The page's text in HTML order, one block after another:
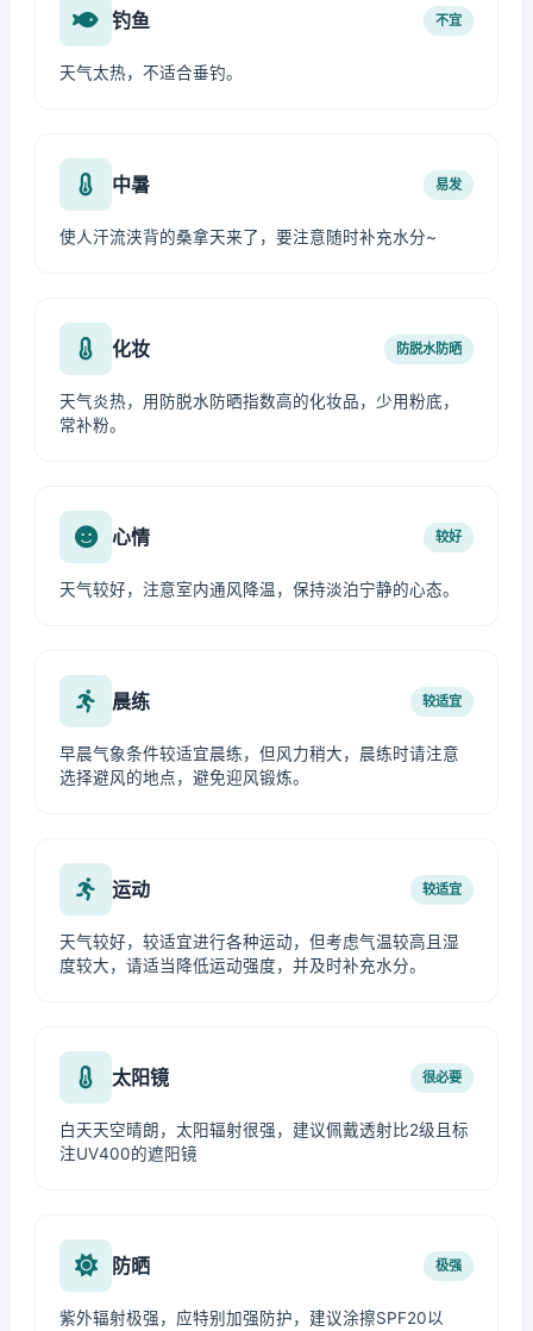
钓鱼 不宜
天气太热，不适合垂钓。
中暑 易发
使人汗流浃背的桑拿天来了，要注意随时补充水分~
化妆 防脱水防晒
天气炎热，用防脱水防晒指数高的化妆品，少用粉底，
常补粉。
心情 较好
天气较好，注意室内通风降温，保持淡泊宁静的心态。
晨练 较适宜
早晨气象条件较适宜晨练，但风力稍大，晨练时请注意
选择避风的地点，避免迎风锻炼。
运动 较适宜
天气较好，较适宜进行各种运动，但考虑气温较高且湿
度较大，请适当降低运动强度，并及时补充水分。
太阳镜 很必要
白天天空晴朗，太阳辐射很强，建议佩戴透射比2级且标
注UV400的遮阳镜
防晒 极强
紫外辐射极强，应特别加强防护，建议涂擦SPF20以